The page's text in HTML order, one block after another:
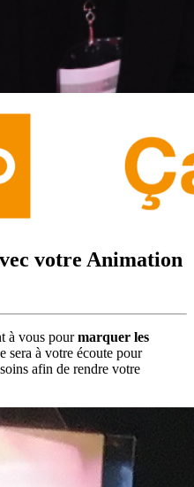
votre Animation
à vous pourmarquer les
sera à votre écoute pour
afin de rendre votre